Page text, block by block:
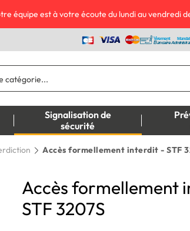
équipe est à votre écoute du lundi au vendredi
Signalisation de
sécurité
Accès formellement interdit - STF
Accès formellement
STF 3207S